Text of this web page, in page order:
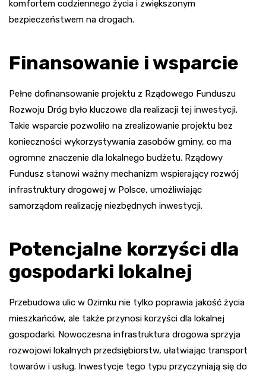
komfortem codziennego życia i zwiększonym
bezpieczeństwem na drogach.
Finansowanie i wsparcie
Pełne dofinansowanie projektu z Rządowego Funduszu
Rozwoju Dróg było kluczowe dla realizacji tej inwestycji.
Takie wsparcie pozwoliło na zrealizowanie projektu bez
konieczności wykorzystywania zasobów gminy, co ma
ogromne znaczenie dla lokalnego budżetu. Rządowy
Fundusz stanowi ważny mechanizm wspierający rozwój
infrastruktury drogowej w Polsce, umożliwiając
samorządom realizację niezbędnych inwestycji.
Potencjalne korzyści dla
gospodarki lokalnej
Przebudowa ulic w Ozimku nie tylko poprawia jakość życia
mieszkańców, ale także przynosi korzyści dla lokalnej
gospodarki. Nowoczesna infrastruktura drogowa sprzyja
rozwojowi lokalnych przedsiębiorstw, ułatwiając transport
towarów i usług. Inwestycje tego typu przyczyniają się do